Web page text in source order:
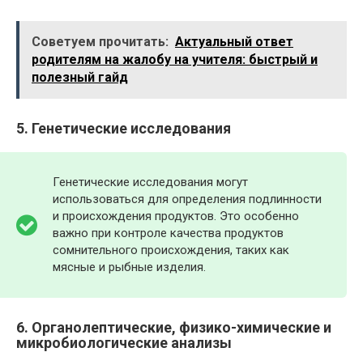
Советуем прочитать: Актуальный ответ
родителям на жалобу на учителя: быстрый и
полезный гайд
5. Генетические исследования
Генетические исследования могут
использоваться для определения подлинности
и происхождения продуктов. Это особенно
важно при контроле качества продуктов
сомнительного происхождения, таких как
мясные и рыбные изделия.
6. Органолептические, физико-химические и
микробиологические анализы